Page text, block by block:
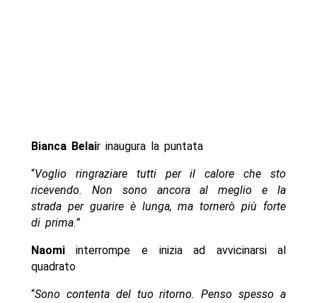
Bianca Belair inaugura la puntata
“Voglio ringraziare tutti per il calore che sto
ricevendo. Non sono ancora al meglio e la
strada per guarire è lunga, ma tornerò più forte
di prima.”
Naomiinterrompe e inizia ad avvicinarsi al
quadrato
“Sono contenta del tuo ritorno. Penso spesso a